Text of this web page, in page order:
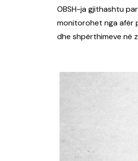
OBSH-ja gjithashtu
monitorohet nga afër
dhe shpërthimeve në